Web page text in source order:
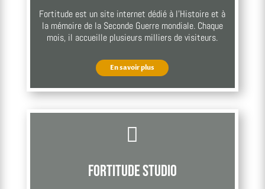
Fortitude est un site internet dédié à l’Histoire et à
la mémoire de la Seconde Guerre mondiale. Chaque
mois, il accueille plusieurs milliers de visiteurs.
En savoir plus

Fortitude Studio